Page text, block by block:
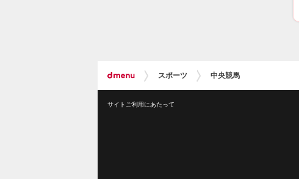
スポーツ 中央競馬
サイトご利用にあたって